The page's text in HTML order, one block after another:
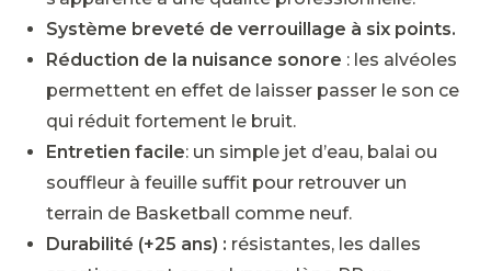
Système breveté de verrouillage à six points.
Réduction de la nuisance sonore : les alvéoles
permettent en effet de laisser passer le son ce
qui réduit fortement le bruit.
Entretien facile: un simple jet d’eau, balai ou
souffleur à feuille suffit pour retrouver un
terrain de Basketball comme neuf.
Durabilité (+25 ans) : résistantes, les dalles